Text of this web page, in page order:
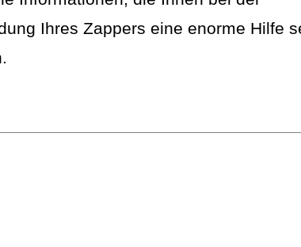
Ihres Zappers eine enorme Hilfe